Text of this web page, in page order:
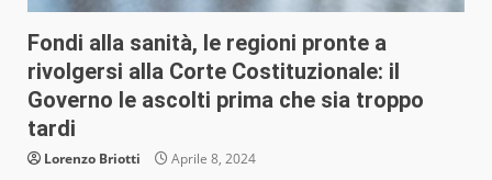
Fondi alla sanità, le regioni pronte a
rivolgersi alla Corte Costituzionale: il
Governo le ascolti prima che sia troppo
tardi
Lorenzo Briotti Aprile 8, 2024